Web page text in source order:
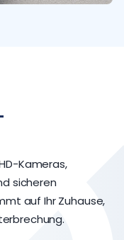
Kameras,
sicheren
auf Ihr Zuhause,